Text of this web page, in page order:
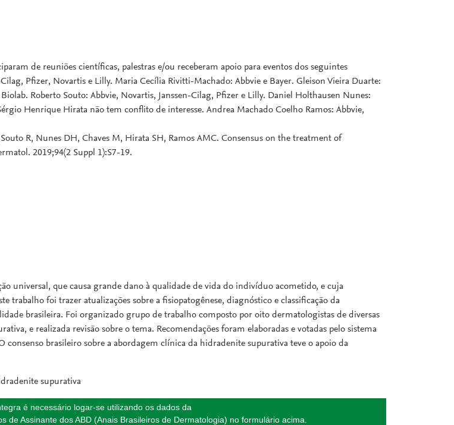
de reuniões científicas, palestras e/ou receberam apoio para eventos dos seguintes
Pfizer, Novartis e Lilly. Maria Cecília Rivitti-Machado: Abbvie e Bayer. Gleison Vieira Duarte:
Roberto Souto: Abbvie, Novartis, Janssen-Cilag, Pfizer e Lilly. Daniel Holthausen Nunes:
Henrique Hirata não tem conflito de interesse. Andrea Machado Coelho Ramos: Abbvie,
R, Nunes DH, Chaves M, Hirata SH, Ramos AMC. Consensus on the treatment of
2019;94(2 Suppl 1):S7-19.
universal, que causa grande dano à qualidade de vida do indivíduo acometido, e cuja
trabalho foi trazer atualizações sobre a fisiopatogênese, diagnóstico e classificação da
brasileira. Foi organizado grupo de trabalho composto por oito dermatologistas de diversas
e realizada revisão sobre o tema. Recomendações foram elaboradas e votadas pelo sistema
consenso brasileiro sobre a abordagem clínica da hidradenite supurativa teve o apoio da
supurativa
é necessário logar-se utilizando os dados da
de Assinante dos ABD (Anais Brasileiros de Dermatologia) no formulário acima.